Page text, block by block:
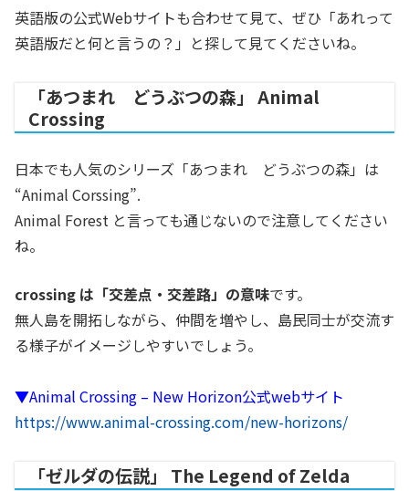
英語版の公式Webサイトも合わせて見て、ぜひ「あれって
英語版だと何と言うの？」と探して見てくださいね。
「あつまれ どうぶつの森」 Animal
Crossing
日本でも人気のシリーズ「あつまれ どうぶつの森」は
“Animal Corssing”.
Animal Forest と言っても通じないので注意してください
ね。
crossing は「交差点・交差路」の意味です。
無人島を開拓しながら、仲間を増やし、島民同士が交流す
る様子がイメージしやすいでしょう。
▼Animal Crossing – New Horizon公式webサイト
https://www.animal-crossing.com/new-horizons/
「ゼルダの伝説」 The Legend of Zelda